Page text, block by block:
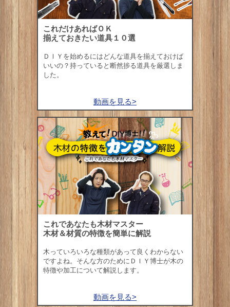
これだけあればＯＫ
揃えておきたい道具１０選
ＤＩＹを始めるにはどんな道具を揃えておけば
いいの？持っていると断然捗る道具を厳選しま
した。
動画を見る>
これであなたも木材マスター
木材＆材質の特徴を簡単に解説
木っていろいろな種類があって良くわからない
ですよね。そんな方のためにＤＩＹ博士が木の
特徴や加工について解説します。
動画を見る>